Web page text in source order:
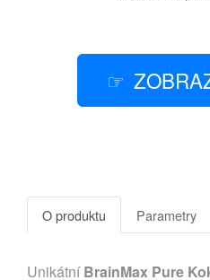
O produktu Parametry
UnikátníBrainMax Pure